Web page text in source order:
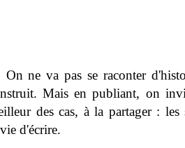
On ne va pas se raconter
Mais en publiant, on
des cas, à la partager :
d'écrire.